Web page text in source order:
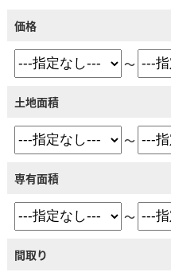
価格
～
土地面積
～
専有面積
～
間取り